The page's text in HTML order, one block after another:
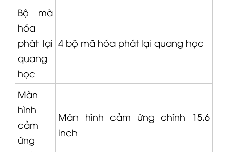
Bộ mã
hóa
phát lại
quang
học
4 bộ mã hóa phát lại quang học
Màn
hình
cảm
ứng
Màn hình cảm ứng chính 15.6
inch